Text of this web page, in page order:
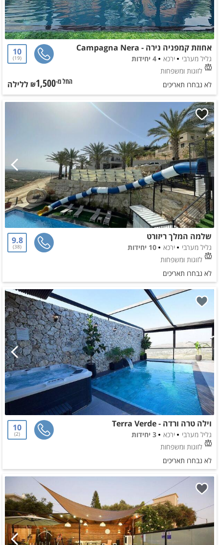
אחוזת קמפניה נירה - Campagna Nera
גליל מערבי ירכא
4 יחידות
לזוגות ומשפחות
10
19
לא נבחרו תאריכים החל מ-₪1,500 ללילה
שלמה המלך ריזורט
גליל מערבי ירכא
10 יחידות
לזוגות ומשפחות
9.8
38
לא נבחרו תאריכים
וילה טרה ורדה - Terra Verde
גליל מערבי ירכא
3 יחידות
לזוגות ומשפחות
10
2
לא נבחרו תאריכים